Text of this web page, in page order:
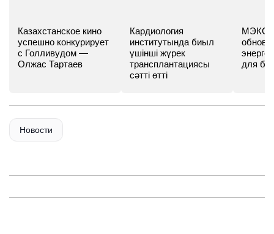
Казахстанское кино
успешно конкурирует
с Голливудом —
Олжас Тартаев
Кардиология
институтында биыл
үшінші жүрек
трансплантациясы
сәтті өтті
МЭКС -
для
Новости